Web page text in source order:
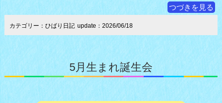
つづきを見る
カテゴリー：ひばり日記 update：2026/06/18
5月生まれ誕生会